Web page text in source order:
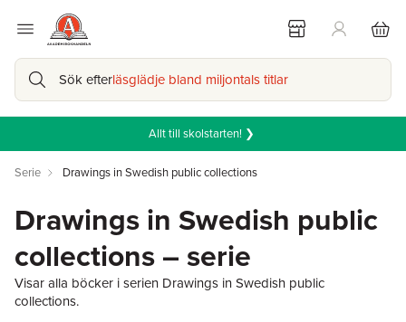
Sök efterläsglädje bland miljontals titlar
Allt till skolstarten! ❯
Serie Drawings in Swedish public collections
Drawings in Swedish public
collections – serie
Visar alla böcker i serien Drawings in Swedish public
collections.